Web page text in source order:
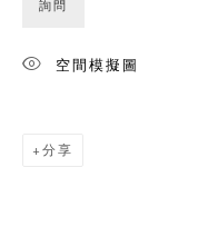
詢問
空間模擬圖
分享